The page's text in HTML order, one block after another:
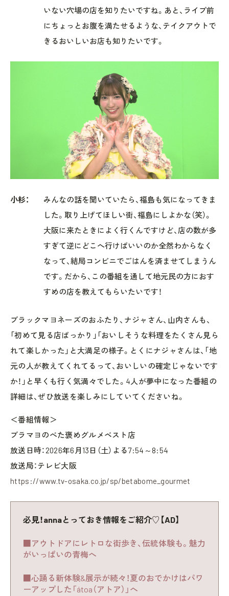
いない穴場の店を知りたいですね。あと、ライブ前
にちょっとお腹を満たせるような、テイクアウトで
きるおいしいお店も知りたいです。
小杉：
みんなの話を聞いていたら、福島も気になってきま
した。取り上げてほしい街、福島にしよかな（笑）。
大阪に来たときによく行くんですけど、店の数が多
すぎて逆にどこへ行けばいいのか全然わからなく
なって、結局コンビニでごはんを済ませてしまうん
です。だから、この番組を通して地元民の方におす
すめの店を教えてもらいたいです！
ブラックマヨネーズのおふたり、ナジャさん、山内さんも、
「初めて見る店ばっかり」「おいしそうな料理をたくさん見ら
れて楽しかった」と大満足の様子。とくにナジャさんは、「地
元の人が教えてくれてるって、おいしいの確定じゃないです
か！」と早くも行く気満々でした。4人が夢中になった番組の
詳細は、ぜひ放送を楽しみにしていてくださいね。
＜番組情報＞
ブラマヨのべた褒めグルメベスト店
放送日時：2026年6月13日（土）よる7:54～8:54
放送局：テレビ大阪
https://www.tv-osaka.co.jp/sp/betabome_gourmet
必見！annaとっておき情報をご紹介♡【AD】
■アウトドアにレトロな街歩き、伝統体験も。魅力
がいっぱいの青梅へ
■心踊る新体験&展示が続々！夏のおでかけはパワ
ーアップした「átoa（アトア）」へ